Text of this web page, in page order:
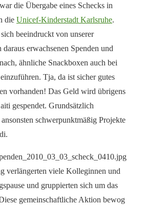
die Übergabe eines Schecks in
die Unicef-Kinderstadt Karlsruhe.
beeindruckt von unserer
erwachsenen Spenden und
ähnliche Snackboxen auch bei
Tja, da ist sicher gutes
vorhanden! Das Geld wird übrigens
gespendet. Grundsätzlich
schwerpunktmäßig Projekte
verlängerten viele Kolleginnen und
und gruppierten sich um das
gemeinschaftliche Aktion bewog